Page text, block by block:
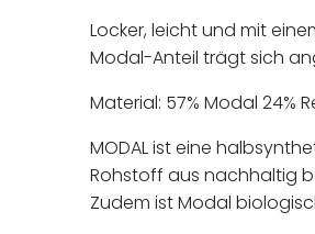
Locker, leicht und mit
Modal-Anteil trägt sich
Material: 57% Modal 24%
MODAL ist eine
Rohstoff aus nachhaltig
Zudem ist Modal